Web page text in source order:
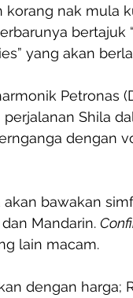
korang nak mula
bertajuk
yang akan
Petronas
Shila
dengan
akan bawakan
Mandarin.
lain macam.
dengan harga;